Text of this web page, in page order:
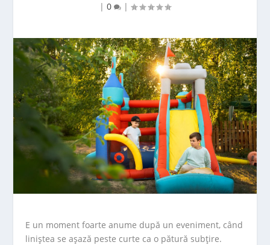
| 0 |
E un moment foarte anume după un eveniment, când
liniștea se așază peste curte ca o pătură subțire.